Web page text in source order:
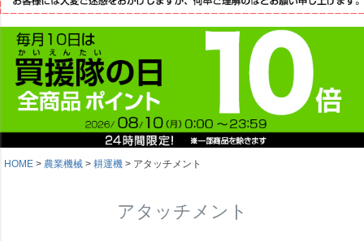
HOME 農業機械 耕運機 アタッチメント
アタッチメント